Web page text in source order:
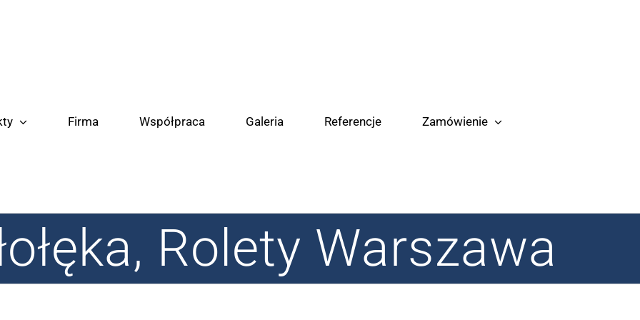
Firma Współpraca Galeria Referencje Zamówienie
Rolety Warszawa